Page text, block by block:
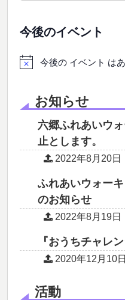
今後のイベント
今後の イベント はあ
お知らせ
六郷ふれあいウ
止とします。
2022年8月20日
ふれあいウォー
のお知らせ
2022年8月19日
『おうちチャレ
2020年12月10日
活動